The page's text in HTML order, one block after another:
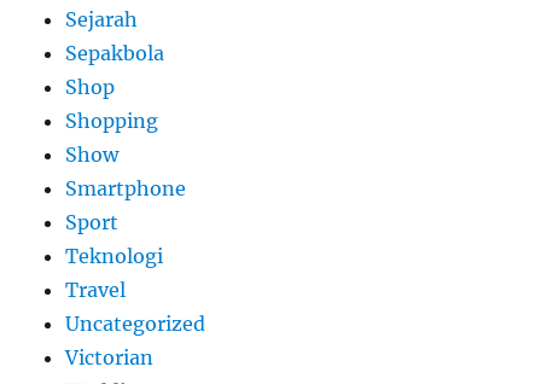
Sejarah
Sepakbola
Shop
Shopping
Show
Smartphone
Sport
Teknologi
Travel
Uncategorized
Victorian